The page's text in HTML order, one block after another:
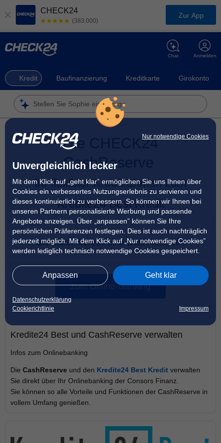
Nur notwendige Cookies
Unvergleichlich lecker
Mit dem Klick auf „geht klar” ermöglichen Sie uns Ihnen über
Cookies ein verbessertes Nutzungserlebnis zu servieren und
dieses kontinuierlich zu verbessern. So können wir Ihnen bei
unseren Partnern personalisierte Werbung und passende
Angebote anzeigen. Über „anpassen” können Sie Ihre
persönlichen Präferenzen festlegen. Dies ist auch nachträglich
jederzeit möglich. Mit dem Klick auf „Nur notwendige Cookies”
werden lediglich technisch notwendige Cookies gespeichert.
Anpassen Geht klar
Datenschutzerklärung
Cookierichtlinie
Impressum
CHECK24
(383.000)
Zur App
Anmelden
Chat
Kredit Baufinanzierung Kreditkarte Girokonto
Stellen Sie Sophie eine Frage
Die CHECK24
CashReserve
Ihr flexibler Kreditrahmen zum
Kredite24 Best Kredit
Sie haben bereits eine CashReserve?
zum Online-Banking
Kredite24 Best und CashReserve verwalten
Infos zum Onlinebanking
Die CashReserve und den Kredite24 Best Kredit verwalten
Sie direkt über Ihr Onlinebanking der Consors Finanz.
Sie können so alle Vorteile und Funktionen der CashReserve in
vollem Umfang genießen.